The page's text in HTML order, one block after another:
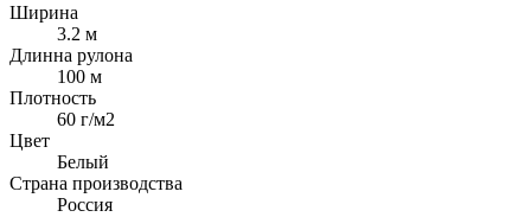
Ширина
3.2 м
Длинна рулона
100 м
Плотность
60 г/м2
Цвет
Белый
Страна производства
Россия